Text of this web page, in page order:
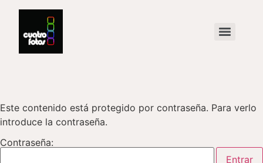
Este contenido está protegido por contraseña. Para verlo
introduce la contraseña.
Contraseña: